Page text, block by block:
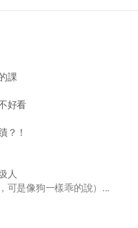
課
好看
？！
人
可是像狗一樣乖的說）...